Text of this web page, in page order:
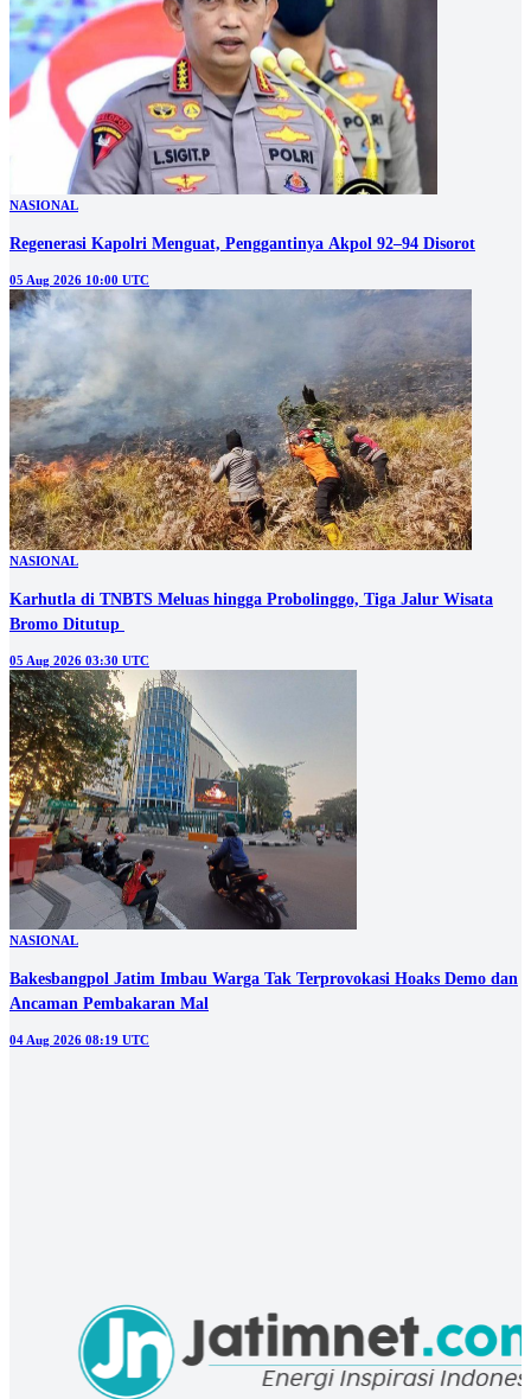
NASIONAL
Regenerasi Kapolri Menguat, Penggantinya Akpol 92–94 Disorot
05 Aug 2026 10:00 UTC
NASIONAL
Karhutla di TNBTS Meluas hingga Probolinggo, Tiga Jalur Wisata
05 Aug 2026 03:30 UTC
NASIONAL
Bakesbangpol Jatim Imbau Warga Tak Terprovokasi Hoaks Demo dan
Ancaman Pembakaran Mal
04 Aug 2026 08:19 UTC
Menjelang Muktamar Ke-35, PBNU Siapkan Penginapan Nyaman
untuk 3.000 Muktamirin